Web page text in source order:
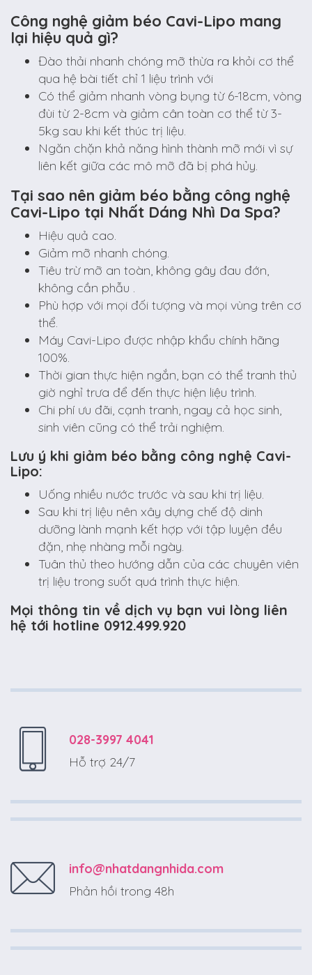
Công nghệ giảm béo Cavi-Lipo mang
lại hiệu quả gì?
Đào thải nhanh chóng mỡ thừa ra khỏi cơ thể
qua hệ bài tiết chỉ 1 liệu trình với
Có thể giảm nhanh vòng bụng từ 6-18cm, vòng
đùi từ 2-8cm và giảm cân toàn cơ thể từ 3-
5kg sau khi kết thúc trị liệu.
Ngăn chặn khả năng hình thành mỡ mới vì sự
liên kết giữa các mô mỡ đã bị phá hủy.
Tại sao nên giảm béo bằng công nghệ
Cavi-Lipo tại Nhất Dáng Nhì Da Spa?
Hiệu quả cao.
Giảm mỡ nhanh chóng.
Tiêu trừ mỡ an toàn, không gây đau đớn,
không cần phẫu .
Phù hợp với mọi đối tượng và mọi vùng trên cơ
thể.
Máy Cavi-Lipo được nhập khẩu chính hãng
100%.
Thời gian thực hiện ngắn, bạn có thể tranh thủ
giờ nghỉ trưa để đến thực hiện liệu trình.
Chi phí ưu đãi, cạnh tranh, ngay cả học sinh,
sinh viên cũng có thể trải nghiệm.
Lưu ý khi giảm béo bằng công nghệ Cavi-
Lipo:
Uống nhiều nước trước và sau khi trị liệu.
Sau khi trị liệu nên xây dựng chế độ dinh
dưỡng lành mạnh kết hợp với tập luyện đều
đặn, nhẹ nhàng mỗi ngày.
Tuân thủ theo hướng dẫn của các chuyên viên
trị liệu trong suốt quá trình thực hiện.
Mọi thông tin về dịch vụ bạn vui lòng liên
hệ tới hotline 0912.499.920
028-3997 4041
Hỗ trợ 24/7
info@nhatdangnhida.com
Phản hồi trong 48h